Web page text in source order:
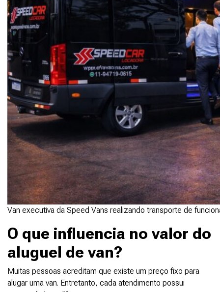
Van executiva da Speed Vans realizando transporte de
O que influencia no valor do
aluguel de van?
Muitas pessoas acreditam que existe um preço fixo para
alugar uma van. Entretanto, cada atendimento possui